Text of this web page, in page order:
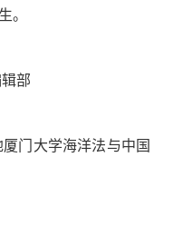
。
部
门大学海洋法与中国